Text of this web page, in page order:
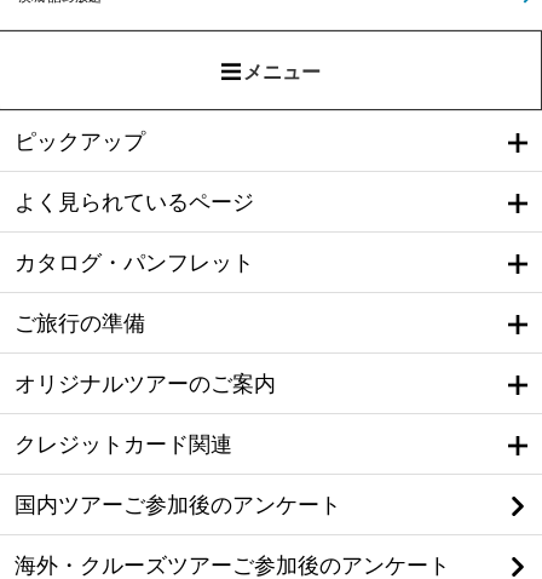
メニュー
ピックアップ
よく見られているページ
カタログ・パンフレット
ご旅行の準備
オリジナルツアーのご案内
クレジットカード関連
国内ツアーご参加後のアンケート
海外・クルーズツアーご参加後のアンケート